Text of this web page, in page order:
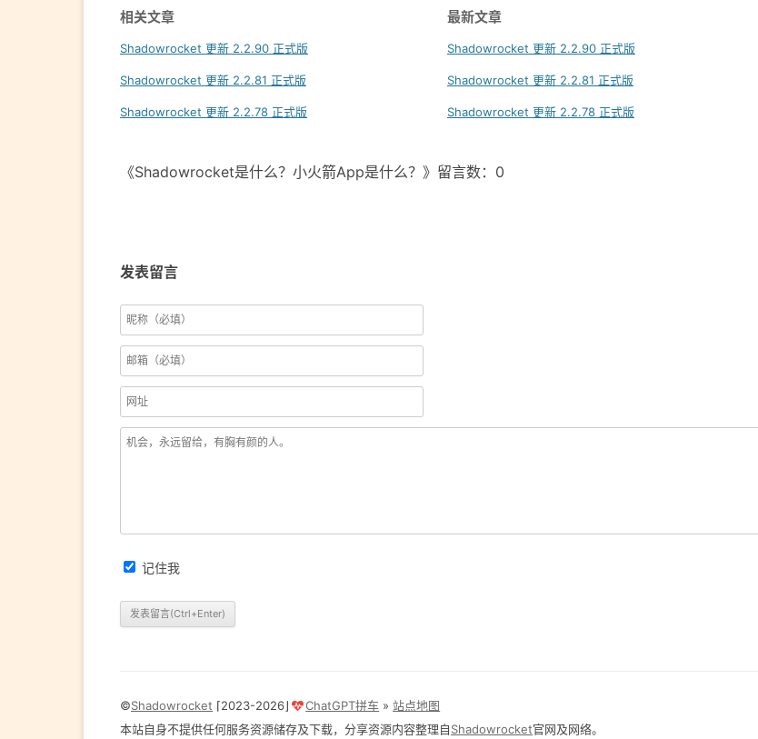
相关文章
Shadowrocket 更新 2.2.90 正式版
Shadowrocket 更新 2.2.81 正式版
Shadowrocket 更新 2.2.78 正式版
最新文章
Shadowrocket 更新 2.2.90 正式版
Shadowrocket 更新 2.2.81 正式版
Shadowrocket 更新 2.2.78 正式版
《Shadowrocket是什么？小火箭App是什么？》留言数：0
发表留言
记住我
©Shadowrocket ⌈2023-2026⌋ ChatGPT拼车 »站点地图
本站自身不提供任何服务资源储存及下载，分享资源内容整理自Shadowrocket官网及网络。